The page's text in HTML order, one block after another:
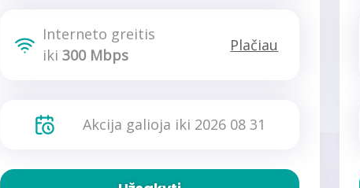
Interneto greitis
iki 300 Mbps
Plačiau
Akcija galioja iki 2026 08 31